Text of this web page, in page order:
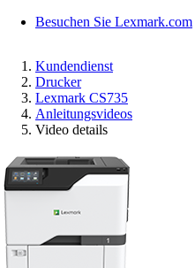
Besuchen Sie Lexmark.com
Kundendienst
Drucker
Lexmark CS735
Anleitungsvideos
Video details